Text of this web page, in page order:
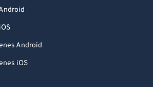
Android
iOS